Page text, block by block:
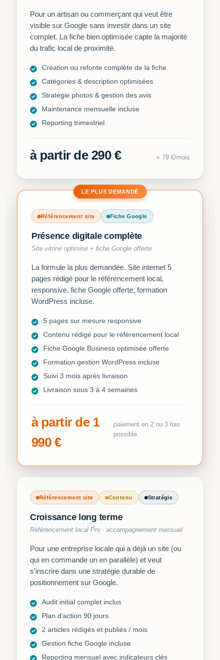
Pour un artisan ou commerçant qui veut être
visible sur Google sans investir dans un site
complet. La fiche bien optimisée capte la majorité
du trafic local de proximité.
Création ou refonte complète de la fiche
Catégories & description optimisées
Stratégie photos & gestion des avis
Maintenance mensuelle incluse
Reporting trimestriel
à partir de 290 € + 79 €/mois
LE PLUS DEMANDÉ
Référencement site Fiche Google
Présence digitale complète
Site vitrine optimisé + fiche Google offerte
La formule la plus demandée. Site internet 5
pages rédigé pour le référencement local,
responsive, fiche Google offerte, formation
WordPress incluse.
5 pages sur mesure responsive
Contenu rédigé pour le référencement local
Fiche Google Business optimisée offerte
Formation gestion WordPress incluse
Suivi 3 mois après livraison
Livraison sous 3 à 4 semaines
à partir de 1
990 €
paiement en 2 ou 3 fois
possible
Référencement site Contenu Stratégie
Croissance long terme
Référencement local Pro · accompagnement mensuel
Pour une entreprise locale qui a déjà un site (ou
qui en commande un en parallèle) et veut
s’inscrire dans une stratégie durable de
positionnement sur Google.
Audit initial complet inclus
Plan d’action 90 jours
2 articles rédigés et publiés / mois
Gestion fiche Google incluse
Reporting mensuel avec indicateurs clés